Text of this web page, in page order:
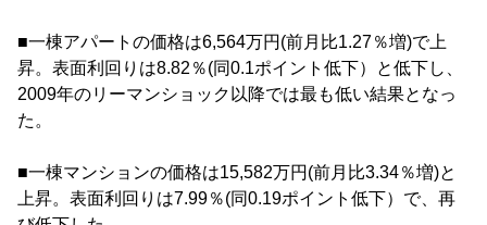
■一棟アパートの価格は6,564万円(前月比1.27％増)で上
昇。表面利回りは8.82％(同0.1ポイント低下）と低下し、
2009年のリーマンショック以降では最も低い結果となっ
た。
■一棟マンションの価格は15,582万円(前月比3.34％増)と
上昇。表面利回りは7.99％(同0.19ポイント低下）で、再